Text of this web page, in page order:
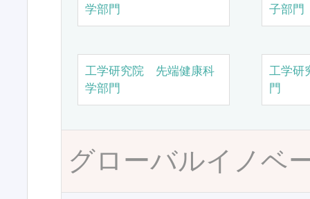
学部門
子部門
工学研究院 先端健康科
学部門
工学研
門
グローバルイノベ